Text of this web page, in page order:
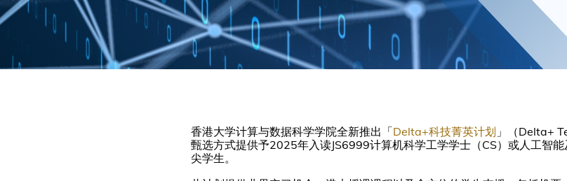
香港大学计算与数据科学学院全新推出「Delta+科技菁英计划 」（Delta+
甄选方式提供予2025年入读JS6999计算机科学工学学士（CS）或人工智
尖学生。